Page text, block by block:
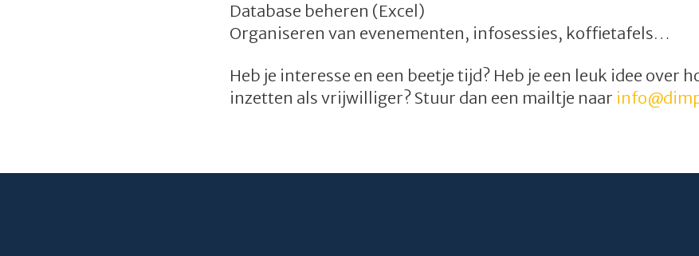
Database beheren (Excel)
Organiseren van evenementen, infosessies, koffietafels…
Heb je interesse en een beetje tijd? Heb je een leuk idee over
inzetten als vrijwilliger? Stuur dan een mailtje naar